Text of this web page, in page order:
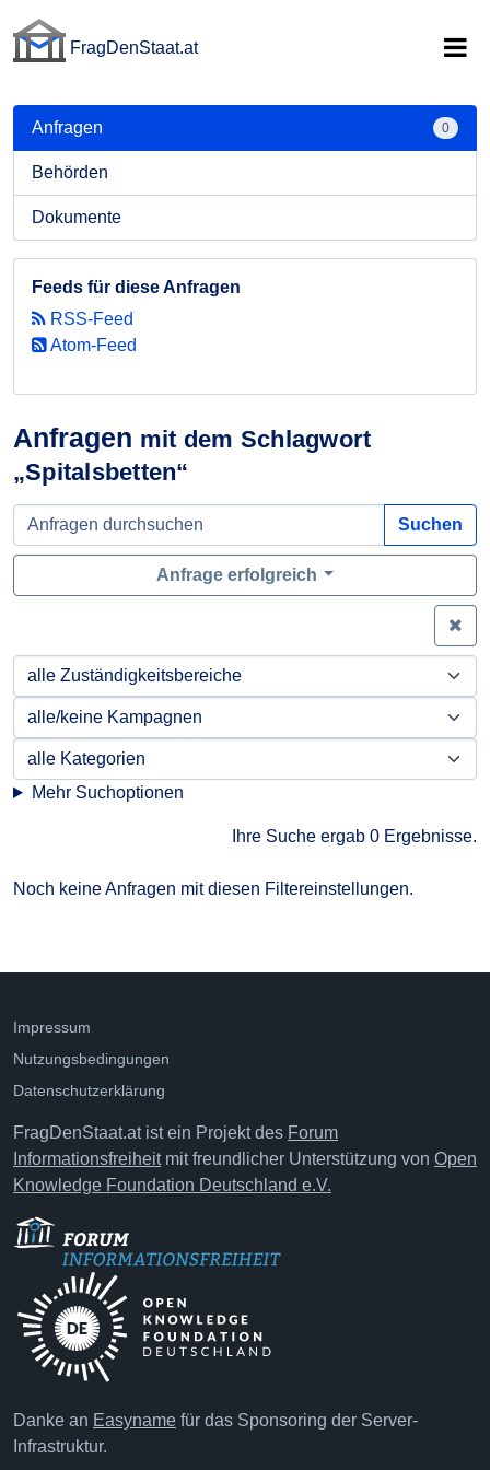
FragDenStaat.at
Anfragen mit dem Schlagwort
„Spitalsbetten“
Suchen
Anfrage erfolgreich
Mehr Suchoptionen
Ihre Suche ergab 0 Ergebnisse.
Noch keine Anfragen mit diesen Filtereinstellungen.
Anfragen 0
Behörden
Dokumente
Feeds für diese Anfragen
RSS-Feed
Atom-Feed
Impressum
Nutzungsbedingungen
Datenschutzerklärung
FragDenStaat.at ist ein Projekt des Forum
Informationsfreiheitmit freundlicher Unterstützung von Open
Knowledge Foundation Deutschland e.V.
Danke an Easyname für das Sponsoring der Server-
Infrastruktur.